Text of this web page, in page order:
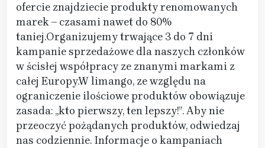
ofercie znajdziecie produkty renomowanych
marek – czasami nawet do 80%
taniej.Organizujemy trwające 3 do 7 dni
kampanie sprzedażowe dla naszych członków
w ścisłej współpracy ze znanymi markami z
całej Europy.W limango, ze względu na
ograniczenie ilościowe produktów obowiązuje
zasada: „kto pierwszy, ten lepszy!”. Aby nie
przeoczyć pożądanych produktów, odwiedzaj
nas codziennie. Informacje o kampaniach